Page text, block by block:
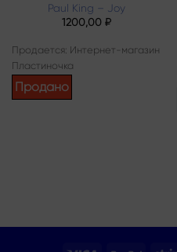
Paul King – Joy
1200,00₽
Продается: Интернет-магазин
Пластиночка
Продано